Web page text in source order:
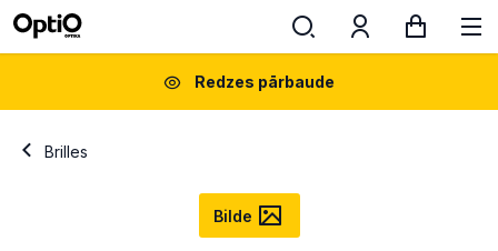
Redzes pārbaude
Brilles
Bilde